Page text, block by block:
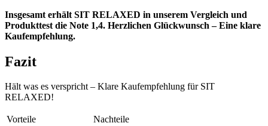
Insgesamt erhält SIT RELAXED in unserem Vergleich und
Produkttest die Note 1,4. Herzlichen Glückwunsch – Eine klare
Kaufempfehlung.
Fazit
Hält was es verspricht – Klare Kaufempfehlung für SIT
RELAXED!
Vorteile
Nachteile